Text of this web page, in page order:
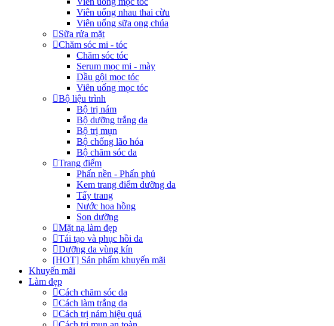
Viên uống nhau thai cừu
Viên uống sữa ong chúa
Sữa rửa mặt
Chăm sóc mi - tóc
Chăm sóc tóc
Serum mọc mi - mày
Dầu gội mọc tóc
Viên uống mọc tóc
Bộ liệu trình
Bộ trị nám
Bộ dưỡng trắng da
Bộ trị mụn
Bộ chống lão hóa
Bộ chăm sóc da
Trang điểm
Phấn nền - Phấn phủ
Kem trang điểm dưỡng da
Tẩy trang
Nước hoa hồng
Son dưỡng
Mặt nạ làm đẹp
Tái tạo và phục hồi da
Dưỡng da vùng kín
[HOT] Sản phẩm khuyến mãi
Khuyến mãi
Làm đẹp
Cách chăm sóc da
Cách làm trắng da
Cách trị nám hiệu quả